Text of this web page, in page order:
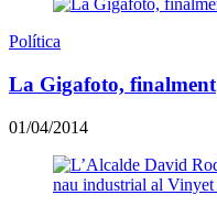
Política
La Gigafoto, finalment
01/04/2014